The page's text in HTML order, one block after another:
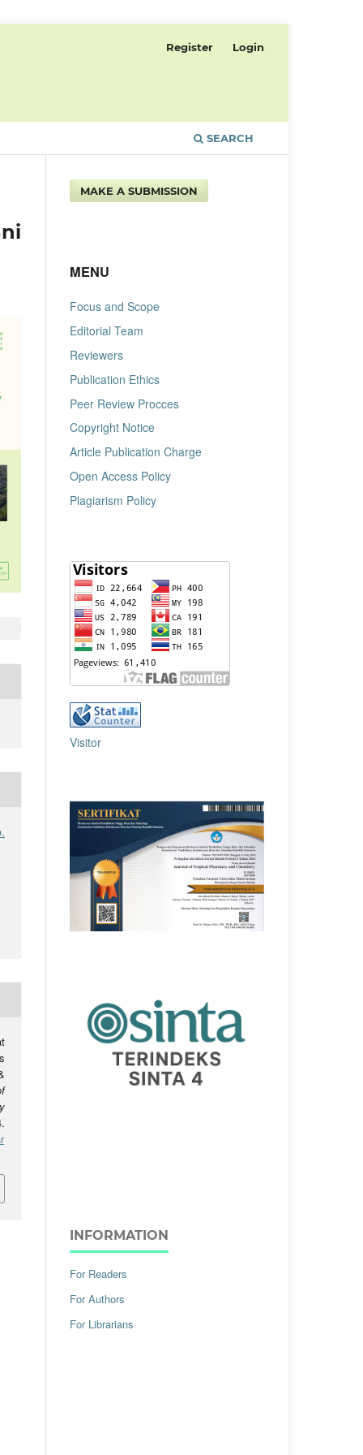
SEARCH
Register Login
MAKE A SUBMISSION
MENU
Focus and Scope
Editorial Team
Reviewers
Publication Ethics
Peer Review Procces
Copyright Notice
Article Publication Charge
Open Access Policy
Plagiarism Policy
Visitor
INFORMATION
For Readers
For Authors
For Librarians